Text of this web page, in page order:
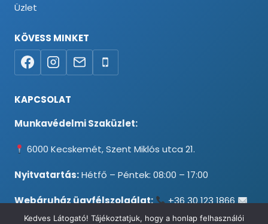
Üzlet
KÖVESS MINKET
KAPCSOLAT
Munkavédelmi Szaküzlet:
6000 Kecskemét, Szent Miklós utca 21.
Nyitvatartás:Hétfő – Péntek: 08:00 – 17:00
Webáruház ügyfélszolgálat:
+36 30 123 1866
info@testpancel.hu
Kedves Látogató! Tájékoztatjuk, hogy a honlap felhasználói